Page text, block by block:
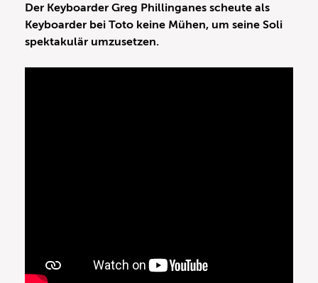
Der Keyboarder Greg Phillinganes scheute als
Keyboarder bei Toto keine Mühen, um seine Soli
spektakulär umzusetzen.